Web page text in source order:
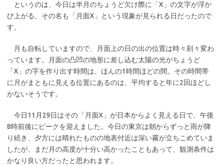
というのは、今日は半月のちょうど欠け際に「X」の文字が浮か
び上がる、その名も「月面X」という現象が見られる日だったので
す。
月も自転していますので、月面上の日の出の位置は時々刻々変わ
っています。月面の凸凹の地形に差し込む太陽の光がちょうど
「X」の字を作り出す時間は、ほんの1時間ほどの間。その時間帯
に月がまともに見える位置にあるのは、平均すると年に2回ほどし
かないそうです。
今日11月29日はその「月面X」が日本からよく見える日で、午後
8時前後にピークを迎えました。今日の東京は朝からずっと雨が降
り続き、夕方には晴れたものの地表付近は深い霧が立ちこめていま
したが、まだ月の高度が十分い高かったこともあって、観測条件は
かなり良い方だったと思われます。